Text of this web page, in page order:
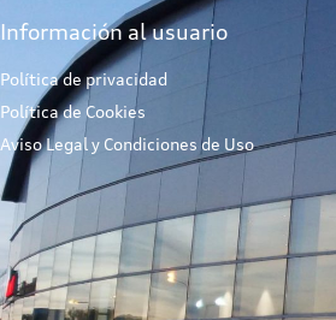
Información al usuario
Política de privacidad
Política de Cookies
Aviso Legal y Condiciones de Uso